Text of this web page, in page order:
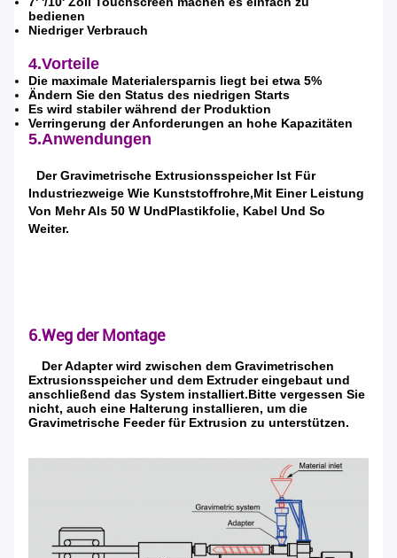
bedienen
Niedriger Verbrauch
4.Vorteile
Die maximale Materialersparnis liegt bei etwa 5%
Ändern Sie den Status des niedrigen Starts
Es wird stabiler während der Produktion
Verringerung der Anforderungen an hohe Kapazitäten
5.Anwendungen
Der Gravimetrische Extrusionsspeicher Ist Für
Industriezweige Wie Kunststoffrohre,Mit Einer Leistung
Von Mehr Als 50 W UndPlastikfolie, Kabel Und So
Weiter.
6.Weg der Montage
Der Adapter wird zwischen dem Gravimetrischen
Extrusionsspeicher und dem Extruder eingebaut und
anschließend das System installiert.Bitte vergessen Sie
nicht, auch eine Halterung installieren, um die
Gravimetrische Feeder für Extrusion zu unterstützen.